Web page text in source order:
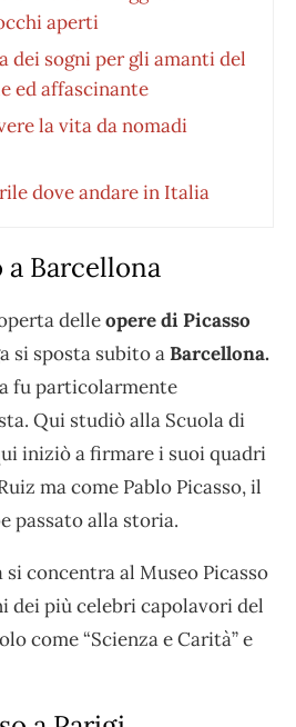
aperti
dei sogni per gli amanti del
ed affascinante
la vita da nomadi
dove andare in Italia
a Barcellona
delleopere di Picasso
si sposta subito aBarcellona.
fu particolarmente
Qui studiò alla Scuola di
iniziò a firmare i suoi quadri
ma come Pablo Picasso, il
passato alla storia.
concentra al Museo Picasso
dei più celebri capolavori del
come “Scienza e Carità” e